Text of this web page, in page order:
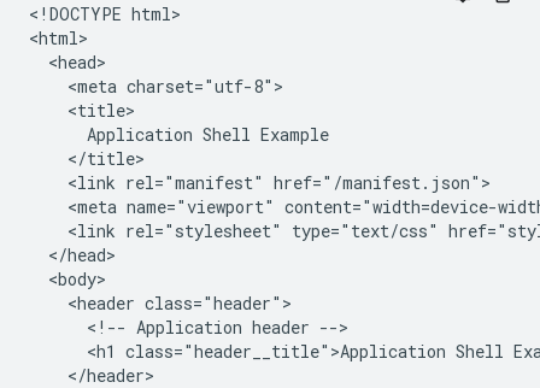
​​<!DOCTYPE html>
<html>
  <head>
    <meta charset="utf-8">
    <title>
      Application Shell Example
    </title>
    <link rel="manifest" href="/manifest.json">
<meta name="viewport" content="width=device-
<link rel="stylesheet" type="text/css"
  </head>
  <body>
    <header class="header">
      <!-- Application header -->
<h1 class="header__title">Application Shell
    </header>